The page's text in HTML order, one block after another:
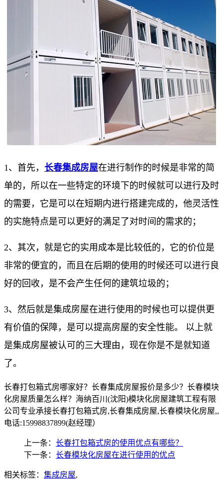
1、首先， 长春集成房屋在进行制作的时候是非常的简
单的，所以在一些特定的环境下的时候就可以进行及时
的需要，它是可以在短期内进行搭建完成的，他灵活性
的实施特点是可以更好的满足了对时间的需求的；
2、其次，就是它的实用成本是比较低的，它的价位是
非常的便宜的，而且在后期的使用的时候还可以进行良
好的回收，是不会产生任何的建筑垃圾的；
3、然后就是集成房屋在进行使用的时候也可以提供更
有价值的保障，是可以提高房屋的安全性能。 以上就
是集成房屋被认可的三大理由，现在你是不是就知道
了。
长春打包箱式房哪家好？长春集成房屋报价是多少？长春模块
化房屋质量怎么样？海纳百川(沈阳)模块化房屋建筑工程有限
公司专业承接长春打包箱式房,长春集成房屋,长春模块化房屋,,
电话:15998837899(赵经理）
上一条： 长春打包箱式房的使用优点有哪些？
下一条： 长春模块化房屋在进行使用的优点
相关标签： 集成房屋,